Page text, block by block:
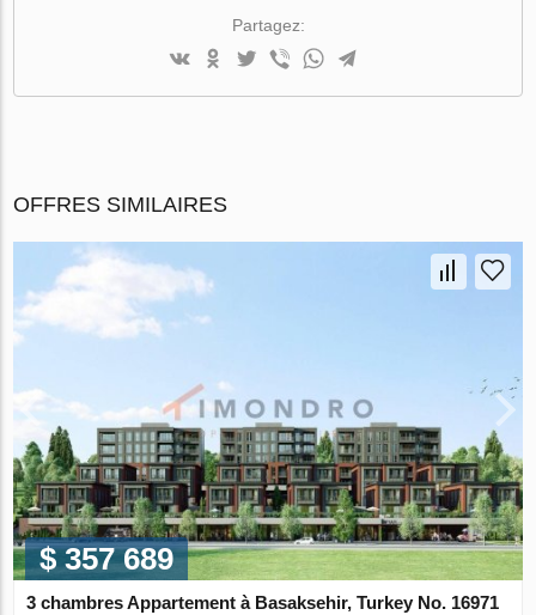
Partagez:
OFFRES SIMILAIRES
$ 357 689
3 chambres Appartement à Basaksehir, Turkey No. 16971